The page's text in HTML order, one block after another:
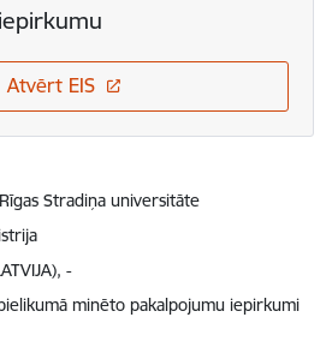
Atvērt EIS
Rīgas Stradiņa universitāte
-
minēto pakalpojumu iepirkumi